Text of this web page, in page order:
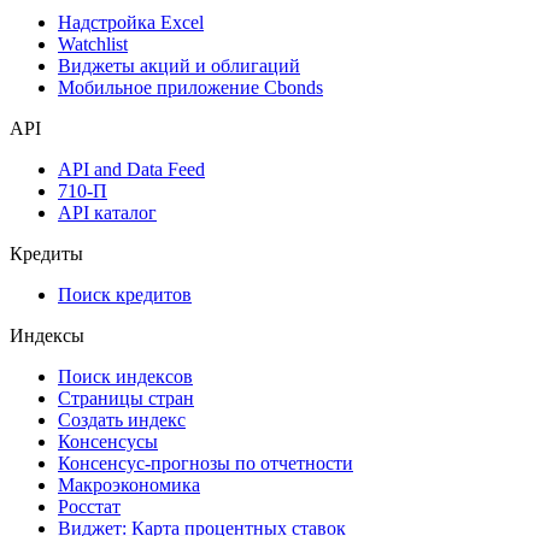
Календарь инвестора
Инструментарий
Мобильное приложение Cbonds
API
API and Data Feed
API каталог
Кредиты
Поиск кредитов
Индексы
Поиск индексов
Страницы стран
Создать индекс
Консенсусы